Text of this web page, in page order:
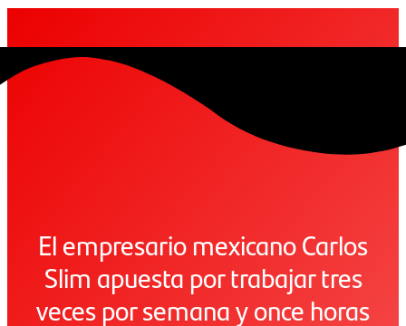
El empresario mexicano Carlos
Slim apuesta por trabajar tres
veces por semana y once horas